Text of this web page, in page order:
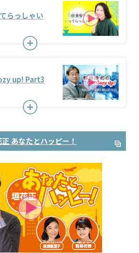
らっしゃい
up! Part3
あなたとハッピー！